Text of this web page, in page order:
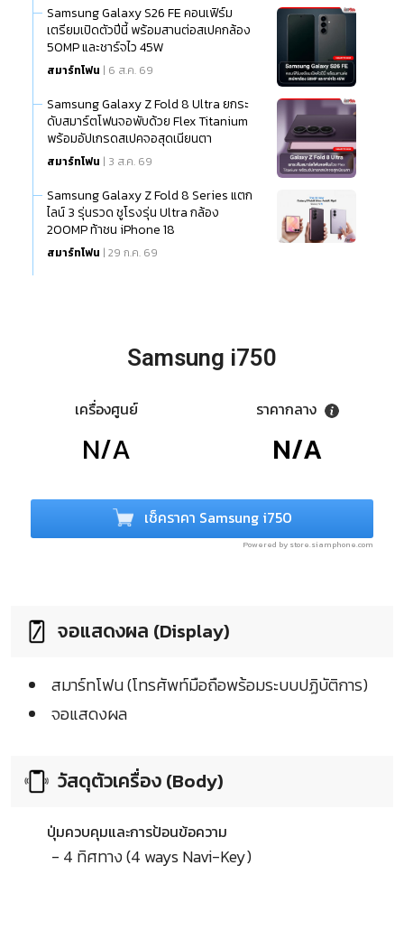
Samsung Galaxy S26 FE คอนเฟิร์ม
เตรียมเปิดตัวปีนี้ พร้อมสานต่อสเปคกล้อง
50MP และชาร์จไว 45W
สมาร์ทโฟน | 6 ส.ค. 69
Samsung Galaxy Z Fold 8 Ultra ยกระ
ดับสมาร์ตโฟนจอพับด้วย Flex Titanium
พร้อมอัปเกรดสเปคจอสุดเนียนตา
สมาร์ทโฟน | 3 ส.ค. 69
Samsung Galaxy Z Fold 8 Series แตก
ไลน์ 3 รุ่นรวด ชูโรงรุ่น Ultra กล้อง
200MP ท้าชน iPhone 18
สมาร์ทโฟน | 29 ก.ค. 69
Samsung i750
เครื่องศูนย์
N/A
ราคากลาง
N/A
เช็คราคา Samsung i750
Powered by store.siamphone.com
จอแสดงผล (Display)
สมาร์ทโฟน (โทรศัพท์มือถือพร้อมระบบปฏิบัติการ)
จอแสดงผล
วัสดุตัวเครื่อง (Body)
ปุ่มควบคุมและการป้อนข้อความ
- 4 ทิศทาง (4 ways Navi-Key)